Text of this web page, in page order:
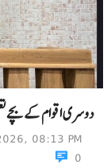
دوسری اقوام کے بچے
08:13 PM
0